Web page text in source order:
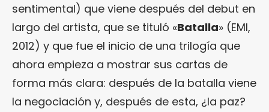
sentimental) que viene después del debut en
largo del artista, que se tituló «Batalla» (EMI,
2012) y que fue el inicio de una trilogía que
ahora empieza a mostrar sus cartas de
forma más clara: después de la batalla viene
la negociación y, después de esta, ¿la paz?